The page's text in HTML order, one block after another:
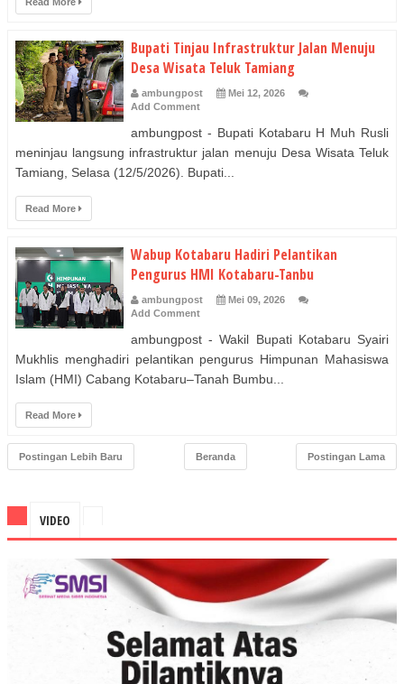
Bupati Tinjau Infrastruktur Jalan Menuju
Desa Wisata Teluk Tamiang
ambungpost
Mei 12, 2026
Add Comment
ambungpost - Bupati Kotabaru H Muh Rusli
meninjau langsung infrastruktur jalan menuju Desa Wisata Teluk
Tamiang, Selasa (12/5/2026). Bupati...
Read More
Wabup Kotabaru Hadiri Pelantikan
Pengurus HMI Kotabaru-Tanbu
ambungpost
Mei 09, 2026
Add Comment
ambungpost - Wakil Bupati Kotabaru Syairi
Mukhlis menghadiri pelantikan pengurus Himpunan Mahasiswa
Islam (HMI) Cabang Kotabaru–Tanah Bumbu...
Read More
Postingan Lebih Baru Postingan Lama
Beranda
VIDEO